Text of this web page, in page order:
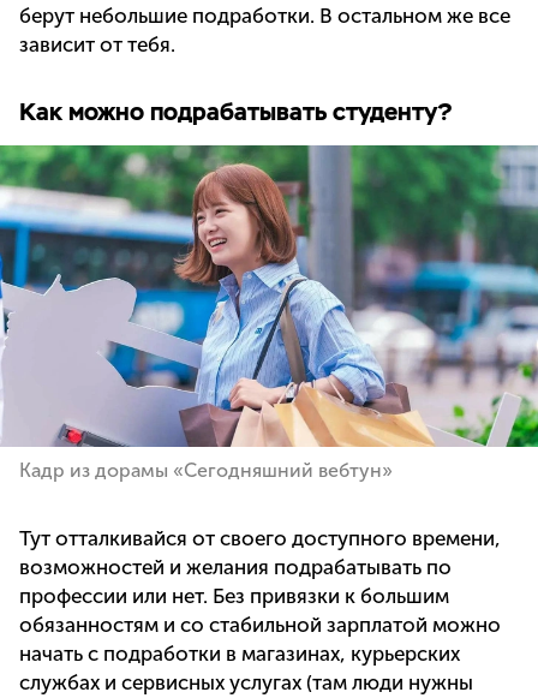
берут небольшие подработки. В остальном же все
зависит от тебя.
Как можно подрабатывать студенту?
Кадр из дорамы «Сегодняшний вебтун»
Тут отталкивайся от своего доступного времени,
возможностей и желания подрабатывать по
профессии или нет. Без привязки к большим
обязанностям и со стабильной зарплатой можно
начать с подработки в магазинах, курьерских
службах и сервисных услугах (там люди нужны